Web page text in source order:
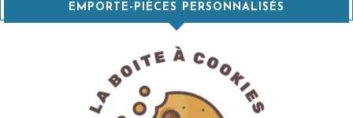
EMPORTE-PIÈCES PERSONNALISÉS